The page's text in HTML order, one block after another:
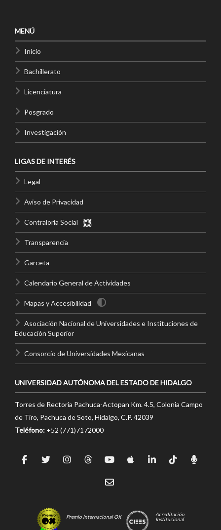
MENÚ
Inicio
Bachillerato
Licenciatura
Posgrado
Investigación
LIGAS DE INTERÉS
Legal
Aviso de Privacidad
Contraloría Social
Transparencia
Garceta
Calendario General de Actividades
Mapas y Accesibilidad
Asociación Nacional de Universidades e Instituciones de
Educación Superior
Consorcio de Universidades Mexicanas
UNIVERSIDAD AUTÓNOMA DEL ESTADO DE HIDALGO
Torres de Rectoría Pachuca-Actopan Km. 4.5, Colonia Campo
de Tiro, Pachuca de Soto, Hidalgo, C.P. 42039
Teléfono: +52 (771)7172000
Premio Internacional OX
Acreditación
Institucional